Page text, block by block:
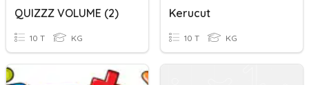
QUIZZZ VOLUME (2)
10 T KG
Kerucut
10 T KG